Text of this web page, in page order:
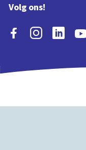
Volg ons!